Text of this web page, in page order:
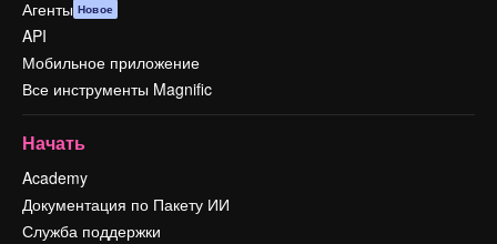
Агенты Новое
API
Мобильное приложение
Все инструменты Magnific
Начать
Academy
Документация по Пакету ИИ
Служба поддержки